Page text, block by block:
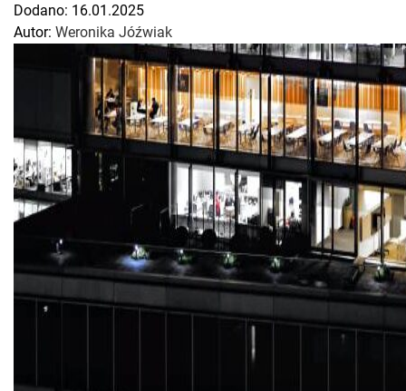
Dodano: 16.01.2025
Autor: Weronika Jóźwiak